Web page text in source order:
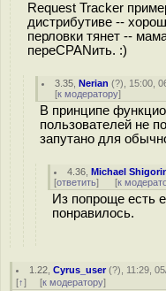
Request Tracker
дистрибутиве --
перловки тянет --
переCPANить. :)
3.35 ,Nerian (?), 15:00,
[к модератору]
В принципе
пользователей не
запутано для
4.36 ,Michael
[ответить] [к
Из попроще есть
понравилось.
1.22 ,Cyrus_user(?), 11:29,
[↑] [к модератору]